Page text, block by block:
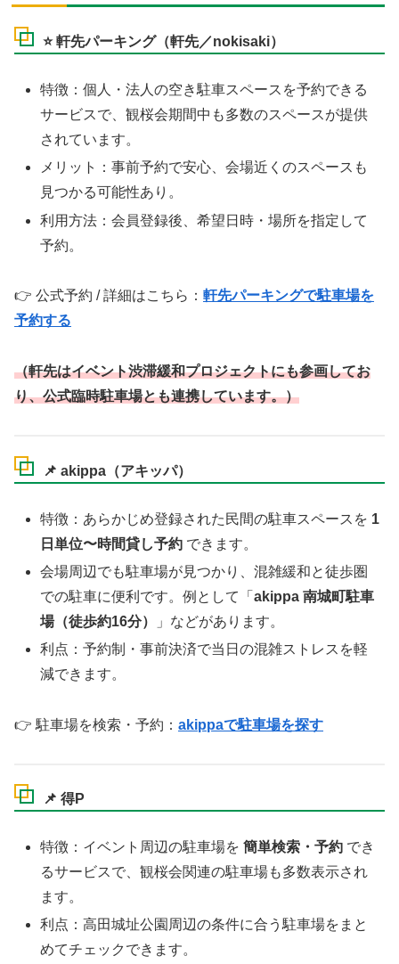
⭐️軒先パーキング（軒先／nokisaki）
特徴：個人・法人の空き駐車スペースを予約できる
サービスで、観桜会期間中も多数のスペースが提供
されています。
メリット：事前予約で安心、会場近くのスペースも
見つかる可能性あり。
利用方法：会員登録後、希望日時・場所を指定して
予約。
👉 公式予約 / 詳細はこちら： 軒先パーキングで駐車場を
予約する
（軒先はイベント渋滞緩和プロジェクトにも参画してお
り、公式臨時駐車場とも連携しています。）
📌 akippa（アキッパ）
特徴：あらかじめ登録された民間の駐車スペースを 1
日単位〜時間貸し予約 できます。
会場周辺でも駐車場が見つかり、混雑緩和と徒歩圏
での駐車に便利です。例として「akippa 南城町駐車
場（徒歩約16分）
」などがあります。
利点：予約制・事前決済で当日の混雑ストレスを軽
減できます。
👉 駐車場を検索・予約： akippaで駐車場を探す
📌 得P
特徴：イベント周辺の駐車場を簡単検索・予約 でき
るサービスで、観桜会関連の駐車場も多数表示され
ます。
利点：高田城址公園周辺の条件に合う駐車場をまと
めてチェックできます。